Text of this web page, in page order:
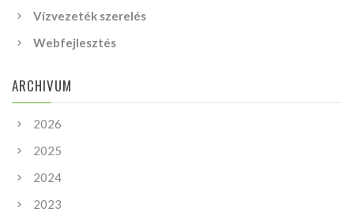
Vízvezeték szerelés
Webfejlesztés
ARCHIVUM
2026
2025
2024
2023